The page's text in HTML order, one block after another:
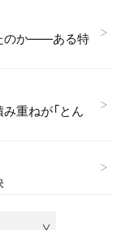
のか——ある特
重ねが「とん